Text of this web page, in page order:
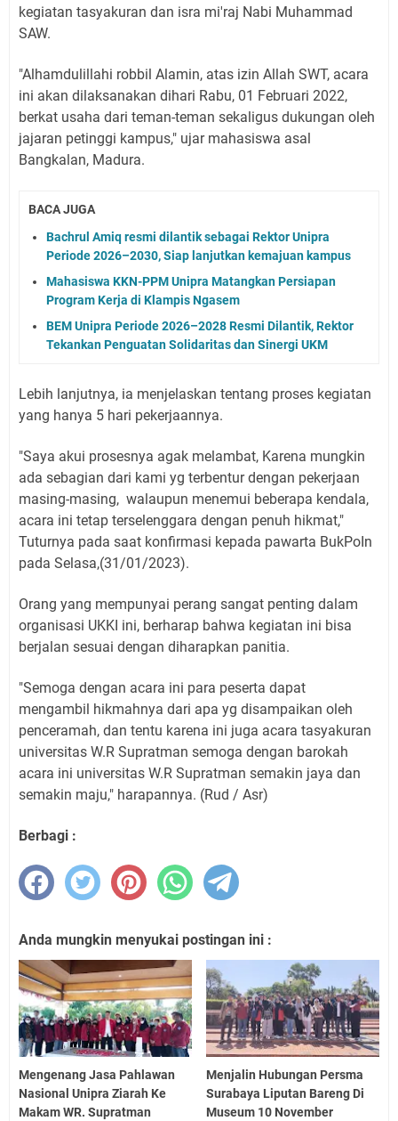
kegiatan tasyakuran dan isra mi'raj Nabi Muhammad
SAW.
"Alhamdulillahi robbil Alamin, atas izin Allah SWT, acara
ini akan dilaksanakan dihari Rabu, 01 Februari 2022,
berkat usaha dari teman-teman sekaligus dukungan oleh
jajaran petinggi kampus," ujar mahasiswa asal
Bangkalan, Madura.
BACA JUGA
Bachrul Amiq resmi dilantik sebagai Rektor Unipra
Periode 2026–2030, Siap lanjutkan kemajuan kampus
Mahasiswa KKN-PPM Unipra Matangkan Persiapan
Program Kerja di Klampis Ngasem
BEM Unipra Periode 2026–2028 Resmi Dilantik, Rektor
Tekankan Penguatan Solidaritas dan Sinergi UKM
Lebih lanjutnya, ia menjelaskan tentang proses kegiatan
yang hanya 5 hari pekerjaannya.
"Saya akui prosesnya agak melambat, Karena mungkin
ada sebagian dari kami yg terbentur dengan pekerjaan
masing-masing, walaupun menemui beberapa kendala,
acara ini tetap terselenggara dengan penuh hikmat,"
Tuturnya pada saat konfirmasi kepada pawarta BukPoIn
pada Selasa,(31/01/2023).
Orang yang mempunyai perang sangat penting dalam
organisasi UKKI ini, berharap bahwa kegiatan ini bisa
berjalan sesuai dengan diharapkan panitia.
"Semoga dengan acara ini para peserta dapat
mengambil hikmahnya dari apa yg disampaikan oleh
penceramah, dan tentu karena ini juga acara tasyakuran
universitas W.R Supratman semoga dengan barokah
acara ini universitas W.R Supratman semakin jaya dan
semakin maju," harapannya. (Rud / Asr)
Berbagi :
Anda mungkin menyukai postingan ini :
Mengenang Jasa Pahlawan
Nasional Unipra Ziarah Ke
Makam WR. Supratman
Menjalin Hubungan Persma
Surabaya Liputan Bareng Di
Museum 10 November